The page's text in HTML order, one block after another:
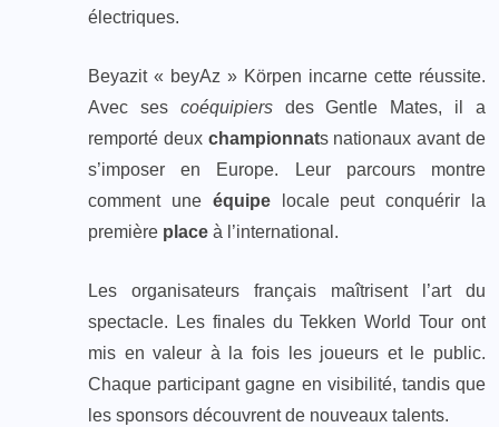
électriques.
Beyazit « beyAz » Körpen incarne cette réussite.
Avec ses coéquipiersdes Gentle Mates, il a
remporté deux championnats nationaux avant de
s’imposer en Europe. Leur parcours montre
comment une équipelocale peut conquérir la
première place à l’international.
Les organisateurs français maîtrisent l’art du
spectacle. Les finales du Tekken World Tour ont
mis en valeur à la fois les joueurs et le public.
Chaque participant gagne en visibilité, tandis que
les sponsors découvrent de nouveaux talents.